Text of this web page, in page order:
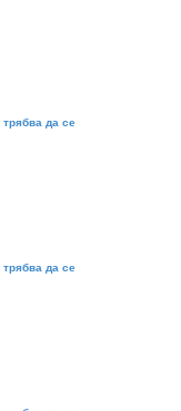
да се
да се